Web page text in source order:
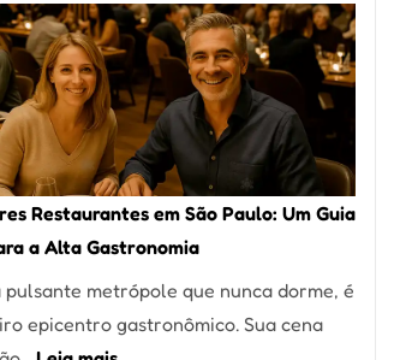
Restaurantes em São Paulo: Um Guia
a Alta Gastronomia
pulsante metrópole que nunca dorme, é
epicentro gastronômico. Sua cena